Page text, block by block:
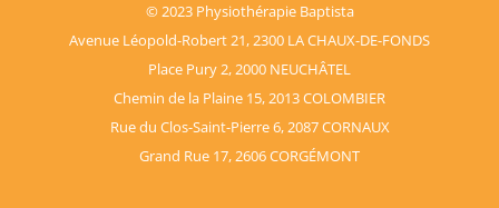
© 2023 Physiothérapie Baptista
Avenue Léopold-Robert 21, 2300 LA CHAUX-DE-FONDS
Place Pury 2, 2000 NEUCHÂTEL
Chemin de la Plaine 15, 2013 COLOMBIER
Rue du Clos-Saint-Pierre 6, 2087 CORNAUX
Grand Rue 17, 2606 CORGÉMONT